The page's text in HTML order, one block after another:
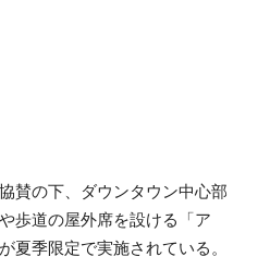
賛の下、ダウンタウン中心部
歩道の屋外席を設ける「ア
夏季限定で実施されている。